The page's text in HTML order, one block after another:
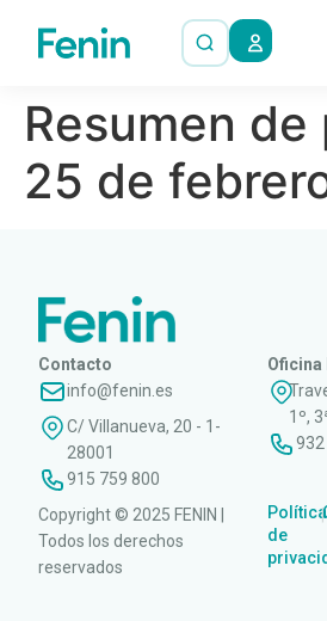
Resumen de
25 de
Contacto
info@fenin.es
C/ Villanueva, 20 - 1-
28001
915 759 800
Oficina
1º,
932
Copyright © 2025 FENIN |
Todos los derechos
reservados
Política
de
|